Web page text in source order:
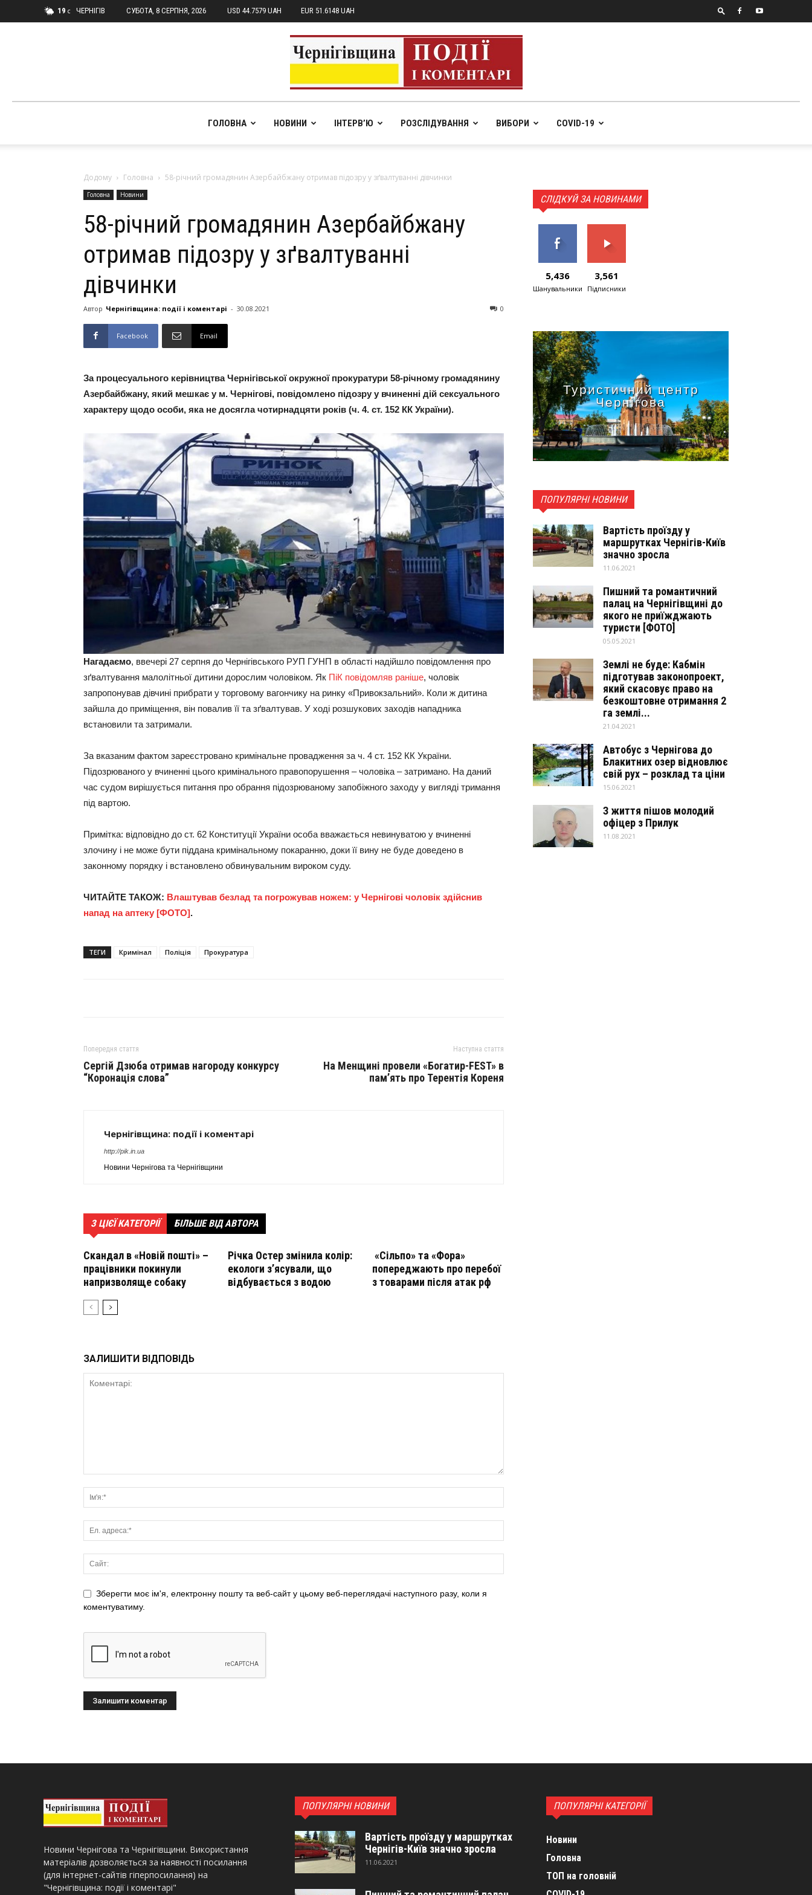
19 C ЧЕРНІГІВ СУБОТА, 8 СЕРПНЯ, 2026 USD 44.7579 UAH EUR 51.6148 UAH
pik.in.ua
ГОЛОВНА НОВИНИ ІНТЕРВ’Ю РОЗСЛІДУВАННЯ ВИБОРИ COVID-19
Додому Головна 58-річний громадянин Азербайбжану отримав підозру у зґвалтуванні дівчинки
Головна Новини
58-річний громадянин Азербайбжану
отримав підозру у зґвалтуванні
дівчинки
Автор Чернігівщина: події і коментарі - 30.08.2021 0
Facebook Email
За процесуального керівництва Чернігівської окружної прокуратури 58-річному громадянину
Азербайбжану, який мешкає у м. Чернігові, повідомлено підозру у вчиненні дій сексуального
характеру щодо особи, яка не досягла чотирнадцяти років (ч. 4. ст. 152 КК України).
Нагадаємо, ввечері 27 серпня до Чернігівського РУП ГУНП в області надійшло повідомлення про
зґвалтування малолітньої дитини дорослим чоловіком. Як ПіК повідомляв раніше, чоловік
запропонував дівчині прибрати у торговому вагончику на ринку «Привокзальний». Коли ж дитина
зайшла до приміщення, він повалив її та зґвалтував. У ході розшукових заходів нападника
встановили та затримали.
За вказаним фактом зареєстровано кримінальне провадження за ч. 4 ст. 152 КК України.
Підозрюваного у вчиненні цього кримінального правопорушення – чоловіка – затримано. На даний
час судом вирішується питання про обрання підозрюваному запобіжного заходу у вигляді тримання
під вартою.
Примітка: відповідно до ст. 62 Конституції України особа вважається невинуватою у вчиненні
злочину і не може бути піддана кримінальному покаранню, доки її вину не буде доведено в
законному порядку і встановлено обвинувальним вироком суду.
ЧИТАЙТЕ ТАКОЖ: Влаштував безлад та погрожував ножем: у Чернігові чоловік здійснив
напад на аптеку [ФОТО].
ТЕГИ Кримінал Поліція Прокуратура
Попередня стаття
Сергій Дзюба отримав нагороду конкурсу
“Коронація слова”
Наступна стаття
На Менщині провели «Богатир-FEST» в
пам’ять про Терентія Кореня
Чернігівщина: події і коментарі
http://pik.in.ua
Новини Чернігова та Чернігівщини
З ЦІЄЇ КАТЕГОРІЇ БІЛЬШЕ ВІД АВТОРА
Скандал в «Новій пошті» –
працівники покинули
напризволяще собаку
Річка Остер змінила колір:
екологи з’ясували, що
відбувається з водою
«Сільпо» та «Фора»
попереджають про перебої
з товарами після атак рф
ЗАЛИШИТИ ВІДПОВІДЬ
Зберегти моє ім'я, електронну пошту та веб-сайт у цьому веб-переглядачі наступного разу, коли я
коментуватиму.
СЛІДКУЙ ЗА НОВИНАМИ
5,436
Шанувальники
3,561
Підписники
Туристичний центр
Чернігова
ПОПУЛЯРНІ НОВИНИ
Вартість проїзду у
маршрутках Чернігів-Київ
значно зросла
11.06.2021
Пишний та романтичний
палац на Чернігівщині до
якого не приїжджають
туристи [ФОТО]
05.05.2021
Землі не буде: Кабмін
підготував законопроект,
який скасовує право на
безкоштовне отримання 2
га землі...
21.04.2021
Автобус з Чернігова до
Блакитних озер відновлює
свій рух – розклад та ціни
15.06.2021
З життя пішов молодий
офіцер з Прилук
11.08.2021
Новини Чернігова та Чернігівщини. Використання
матеріалів дозволяється за наявності посилання
(для інтернет-сайтів гіперпосилання) на
"Чернігівщина: події і коментарі"
ПОПУЛЯРНІ НОВИНИ
Вартість проїзду у маршрутках
Чернігів-Київ значно зросла
11.06.2021
ПОПУЛЯРНІ КАТЕГОРІЇ
Новини
Головна
ТОП на головній